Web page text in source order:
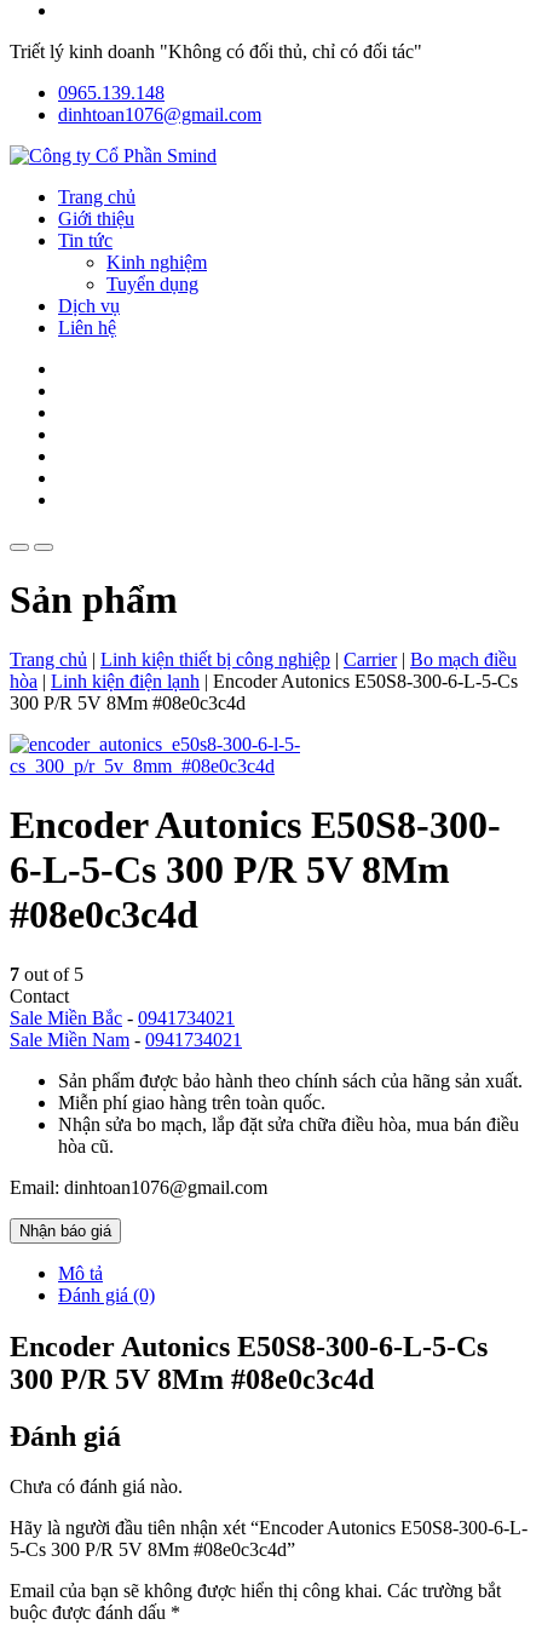
Triết lý kinh doanh "Không có đối thủ, chỉ có đối tác"
0965.139.148
dinhtoan1076@gmail.com
Trang chủ
Giới thiệu
Tin tức
Kinh nghiệm
Tuyển dụng
Dịch vụ
Liên hệ
Sản phẩm
Trang chủ | Linh kiện thiết bị công nghiệp | Carrier| Bo mạch điều
hòa | Linh kiện điện lạnh | Encoder Autonics E50S8-300-6-L-5-Cs
300 P/R 5V 8Mm #08e0c3c4d
Encoder Autonics E50S8-300-
6-L-5-Cs 300 P/R 5V 8Mm
#08e0c3c4d
7 out of 5
Contact
Sale Miền Bắc - 0941734021
Sale Miền Nam - 0941734021
Sản phẩm được bảo hành theo chính sách của hãng sản xuất.
Miễn phí giao hàng trên toàn quốc.
Nhận sửa bo mạch, lắp đặt sửa chữa điều hòa, mua bán điều
hòa cũ.
Email: dinhtoan1076@gmail.com
Nhận báo giá
Mô tả
Đánh giá (0)
Encoder Autonics E50S8-300-6-L-5-Cs
300 P/R 5V 8Mm #08e0c3c4d
Đánh giá
Chưa có đánh giá nào.
Hãy là người đầu tiên nhận xét “Encoder Autonics E50S8-300-6-L-
5-Cs 300 P/R 5V 8Mm #08e0c3c4d”
Email của bạn sẽ không được hiển thị công khai. Các trường bắt
buộc được đánh dấu *